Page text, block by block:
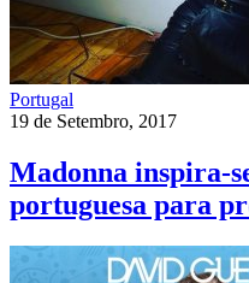
Portugal
19 de Setembro, 2017
Madonna inspira-
portuguesa para